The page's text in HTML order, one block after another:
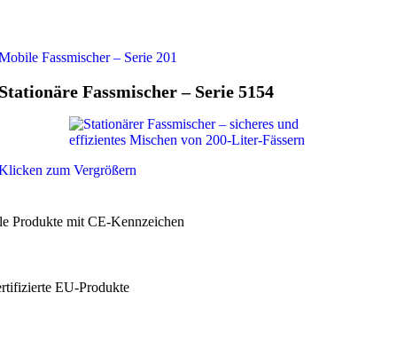
Fassmischer – Serie 201
Fassmischer – Serie 5154
zum Vergrößern
Produkte mit CE-Kennzeichen
EU-Produkte